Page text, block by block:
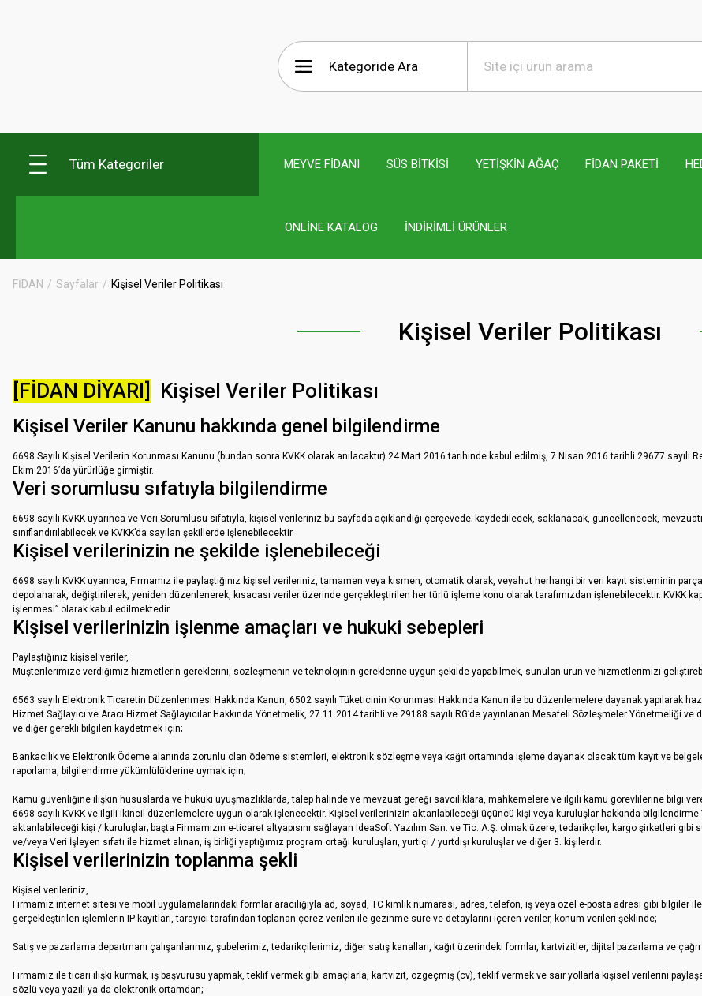
Tüm Kategoriler MEYVE FİDANI SÜS BİTKİSİ YETİŞKİN AĞAÇ FİDAN PAKETİ
ONLİNE KATALOG İNDİRİMLİ ÜRÜNLER
FİDAN Sayfalar Kişisel Veriler Politikası
Kişisel Veriler Politikası
[FİDAN DİYARI] Kişisel Veriler Politikası
Kişisel Veriler Kanunu hakkında genel bilgilendirme
6698 Sayılı Kişisel Verilerin Korunması Kanunu (bundan sonra KVKK olarak anılacaktır) 24 Mart 2016 tarihinde kabul edilmiş, 7 Nisan 2016 tarihli 29677 sayılı
Ekim 2016’da yürürlüğe girmiştir.
Veri sorumlusu sıfatıyla bilgilendirme
6698 sayılı KVKK uyarınca ve Veri Sorumlusu sıfatıyla, kişisel verileriniz bu sayfada açıklandığı çerçevede; kaydedilecek, saklanacak, güncellenecek,
sınıflandırılabilecek ve KVKK’da sayılan şekillerde işlenebilecektir.
Kişisel verilerinizin ne şekilde işlenebileceği
6698 sayılı KVKK uyarınca, Firmamız ile paylaştığınız kişisel verileriniz, tamamen veya kısmen, otomatik olarak, veyahut herhangi bir veri kayıt sisteminin
depolanarak, değiştirilerek, yeniden düzenlenerek, kısacası veriler üzerinde gerçekleştirilen her türlü işleme konu olarak tarafımızdan işlenebilecektir. KVKK
işlenmesi” olarak kabul edilmektedir.
Kişisel verilerinizin işlenme amaçları ve hukuki sebepleri
Paylaştığınız kişisel veriler,
Müşterilerimize verdiğimiz hizmetlerin gereklerini, sözleşmenin ve teknolojinin gereklerine uygun şekilde yapabilmek, sunulan ürün ve hizmetlerimizi
6563 sayılı Elektronik Ticaretin Düzenlenmesi Hakkında Kanun, 6502 sayılı Tüketicinin Korunması Hakkında Kanun ile bu düzenlemelere dayanak yapılarak
Hizmet Sağlayıcı ve Aracı Hizmet Sağlayıcılar Hakkında Yönetmelik, 27.11.2014 tarihli ve 29188 sayılı RG’de yayınlanan Mesafeli Sözleşmeler
ve diğer gerekli bilgileri kaydetmek için;
Bankacılık ve Elektronik Ödeme alanında zorunlu olan ödeme sistemleri, elektronik sözleşme veya kağıt ortamında işleme dayanak olacak tüm kayıt ve
raporlama, bilgilendirme yükümlülüklerine uymak için;
Kamu güvenliğine ilişkin hususlarda ve hukuki uyuşmazlıklarda, talep halinde ve mevzuat gereği savcılıklara, mahkemelere ve ilgili kamu görevlilerine bilgi
6698 sayılı KVKK ve ilgili ikincil düzenlemelere uygun olarak işlenecektir. Kişisel verilerinizin aktarılabileceği üçüncü kişi veya kuruluşlar hakkında
aktarılabileceği kişi / kuruluşlar; başta Firmamızın e-ticaret altyapısını sağlayan IdeaSoft Yazılım San. ve Tic. A.Ş. olmak üzere, tedarikçiler, kargo şirketleri
ve/veya Veri İşleyen sıfatı ile hizmet alınan, iş birliği yaptığımız program ortağı kuruluşları, yurtiçi / yurtdışı kuruluşlar ve diğer 3. kişilerdir.
Kişisel verilerinizin toplanma şekli
Kişisel verileriniz,
Firmamız internet sitesi ve mobil uygulamalarındaki formlar aracılığıyla ad, soyad, TC kimlik numarası, adres, telefon, iş veya özel e-posta adresi gibi bilgiler
gerçekleştirilen işlemlerin IP kayıtları, tarayıcı tarafından toplanan çerez verileri ile gezinme süre ve detaylarını içeren veriler, konum verileri şeklinde;
Satış ve pazarlama departmanı çalışanlarımız, şubelerimiz, tedarikçilerimiz, diğer satış kanalları, kağıt üzerindeki formlar, kartvizitler, dijital pazarlama ve
Firmamız ile ticari ilişki kurmak, iş başvurusu yapmak, teklif vermek gibi amaçlarla, kartvizit, özgeçmiş (cv), teklif vermek ve sair yollarla kişisel verilerini
sözlü veya yazılı ya da elektronik ortamdan;